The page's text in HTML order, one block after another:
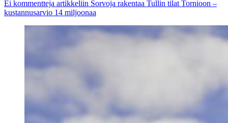
Ei kommentteja artikkeliin Sorvoja rakentaa Tullin tilat Tornioon –
kustannusarvio 14 miljoonaa